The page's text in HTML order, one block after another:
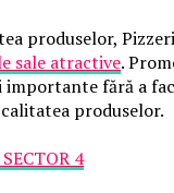
produselor,
sale atractive.
importante fără a
produselor.
4